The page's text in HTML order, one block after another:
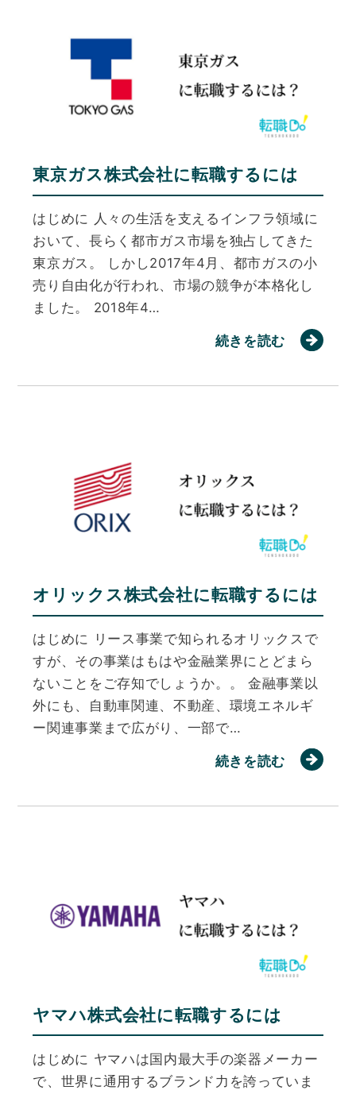
東京ガス株式会社に転職するには
はじめに 人々の生活を支えるインフラ領域に
おいて、長らく都市ガス市場を独占してきた
東京ガス。 しかし2017年4月、都市ガスの小
売り自由化が行われ、市場の競争が本格化し
ました。 2018年4…
続きを読む
オリックス株式会社に転職するには
はじめに リース事業で知られるオリックスで
すが、その事業はもはや金融業界にとどまら
ないことをご存知でしょうか。。 金融事業以
外にも、自動車関連、不動産、環境エネルギ
ー関連事業まで広がり、一部で…
続きを読む
ヤマハ株式会社に転職するには
はじめに ヤマハは国内最大手の楽器メーカー
で、世界に通用するブランド力を誇っていま